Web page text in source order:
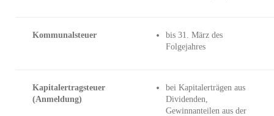
Kommunalsteuer
bis 31. März des
Folgejahres
Kapitalertragsteuer
(Anmeldung)
bei Kapitalerträgen aus
Dividenden,
Gewinnanteilen aus der